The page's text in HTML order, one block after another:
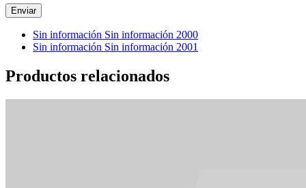
Sin información Sin información 2000
Sin información Sin información 2001
Productos relacionados